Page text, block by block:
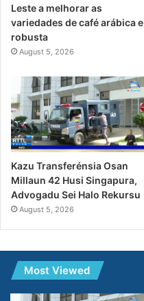
Leste a melhorar as
variedades de café arábica e
robusta
August 5, 2026
Kazu Transferénsia Osan
Millaun 42 Husi Singapura,
Advogadu Sei Halo Rekursu
August 5, 2026
Most Viewed